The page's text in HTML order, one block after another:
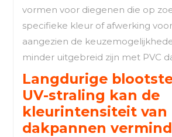
vormen voor diegenen die op
specifieke kleur of afwerking
aangezien de
minder uitgebreid zijn met PVC
Langdurige
UV-straling kan de
kleurintensiteit van
dakpannen